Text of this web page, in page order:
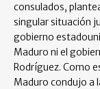
consulados,
singular situación
gobierno
Maduro ni el
Rodríguez. Como
Maduro condujo a